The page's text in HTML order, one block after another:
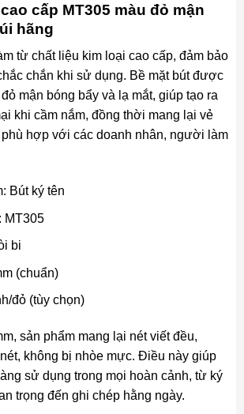
cấp MT305 màu đỏ mận
hãng
từ chất liệu kim loại cao cấp, đảm bảo
chắn khi sử dụng. Bề mặt bút được
mận bóng bẩy và lạ mắt, giúp tạo ra
khi cầm nắm, đồng thời mang lại vẻ
hợp với các doanh nhân, người làm
Bút ký tên
MT305
bi
(chuẩn)
đỏ (tùy chọn)
sản phẩm mang lại nét viết đều,
không bị nhòe mực. Điều này giúp
sử dụng trong mọi hoàn cảnh, từ ký
trọng đến ghi chép hằng ngày.